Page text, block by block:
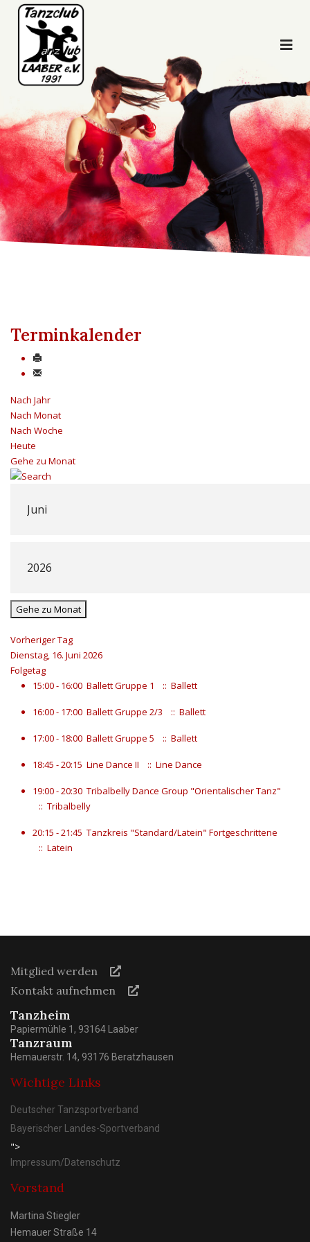
Terminkalender
Nach Jahr
Nach Monat
Nach Woche
Heute
Gehe zu Monat
Gehe zu Monat
Vorheriger Tag
Dienstag, 16. Juni 2026
Folgetag
15:00 - 16:00 Ballett Gruppe 1 :: Ballett
16:00 - 17:00 Ballett Gruppe 2/3 :: Ballett
17:00 - 18:00 Ballett Gruppe 5 :: Ballett
18:45 - 20:15 Line Dance II :: Line Dance
19:00 - 20:30 Tribalbelly Dance Group "Orientalischer Tanz"
:: Tribalbelly
20:15 - 21:45 Tanzkreis "Standard/Latein" Fortgeschrittene
:: Latein
Mitglied werden
Kontakt aufnehmen
Tanzheim
Papiermühle 1, 93164 Laaber
Tanzraum
Hemauerstr. 14, 93176 Beratzhausen
Wichtige Links
Deutscher Tanzsportverband
Bayerischer Landes-Sportverband
">
Impressum/Datenschutz
Vorstand
Martina Stiegler
Hemauer Straße 14